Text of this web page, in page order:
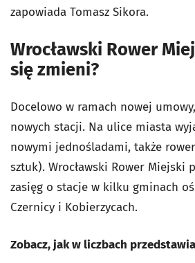
zapowiada Tomasz Sikora.
Wrocławski Rower
się zmieni?
Docelowo w ramach nowej
nowych stacji. Na ulice miasta
nowymi jednośladami, także
sztuk). Wrocławski Rower Miejski
zasięg o stacje w kilku gminach
Czernicy i Kobierzycach.
Zobacz, jak w liczbach